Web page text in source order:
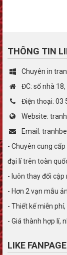
THÔNG TIN
Chuyên in
ĐC: số nhà
Điện thoại: 03
Website:
Email:
- Chuyên cung
đại lí trên toàn
- luôn thay đổi cập
- Hơn 2 vạn mẫu
- Thiết kế miễn
- Giá thành hợp lí,
LIKE FANPAGE